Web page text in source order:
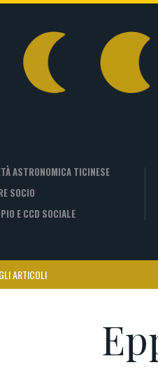
ASTRONOMICA TICINESE
SOCIO
E CCD SOCIALE
ARTICOLI